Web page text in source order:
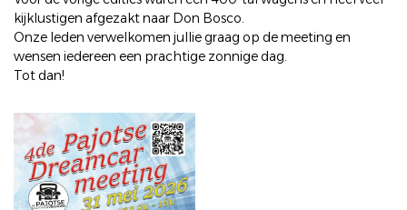
kijklustigen afgezakt naar Don Bosco.
Onze leden verwelkomen jullie graag op de meeting en
wensen iedereen een prachtige zonnige dag.
Tot dan!